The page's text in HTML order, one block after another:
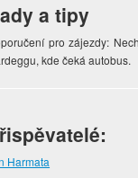
a tipy
pro zájezdy:
kde čeká autobus.
Harmata